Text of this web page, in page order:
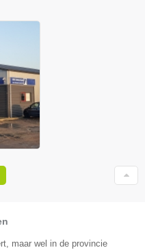
maar wel in de provincie